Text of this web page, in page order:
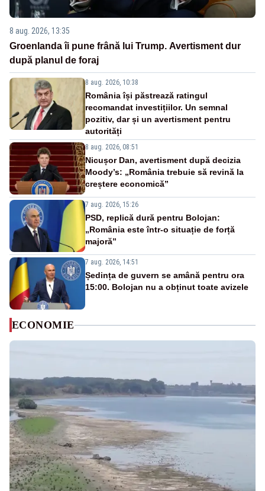
8 aug. 2026, 13:35
Groenlanda îi pune frână lui Trump. Avertisment dur
după planul de foraj
8 aug. 2026, 10:38
România își păstrează ratingul
recomandat investițiilor. Un semnal
pozitiv, dar și un avertisment pentru
autorități
8 aug. 2026, 08:51
Nicușor Dan, avertisment după decizia
Moody’s: „România trebuie să revină la
creștere economică”
7 aug. 2026, 15:26
PSD, replică dură pentru Bolojan:
„România este într-o situație de forță
majoră”
7 aug. 2026, 14:51
Ședința de guvern se amână pentru ora
15:00. Bolojan nu a obținut toate avizele
ECONOMIE